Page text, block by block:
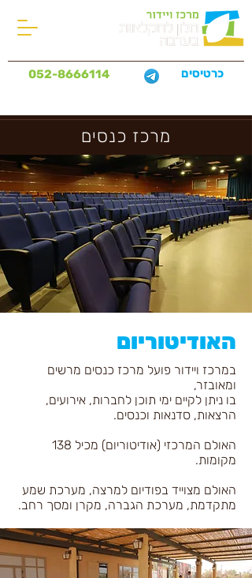
052-8666114 כרטיסים
מרכז כנסים
האודיטוריום
במרכז ויידור פועל מרכז כנסים מרשים
ומאובזר,
בו ניתן לקיים ימי תוכן לחברות, אירועים,
הרצאות, סדנאות וכנסים.
האולם המרכזי (אודיטוריום) מכיל 138
מקומות.
האולם מצוייד בפודיום למרצה, מערכת שמע
מתקדמת, מערכת הגברה, מקרן ומסך רחב.